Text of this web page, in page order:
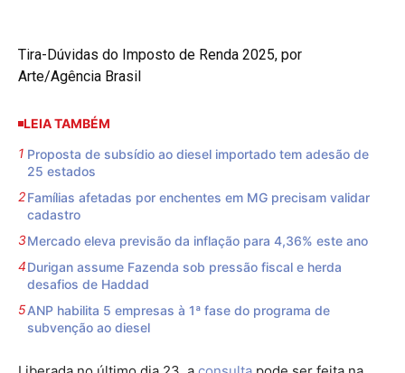
Tira-Dúvidas do Imposto de Renda 2025, por
Arte/Agência Brasil
LEIA TAMBÉM
Proposta de subsídio ao diesel importado tem adesão de
25 estados
Famílias afetadas por enchentes em MG precisam validar
cadastro
Mercado eleva previsão da inflação para 4,36% este ano
Durigan assume Fazenda sob pressão fiscal e herda
desafios de Haddad
ANP habilita 5 empresas à 1ª fase do programa de
subvenção ao diesel